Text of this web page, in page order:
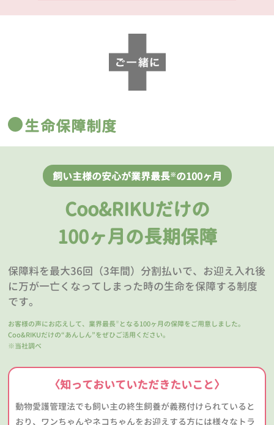
生命保障制度
飼い主様の安心が業界最長※の100ヶ月
Coo&RIKUだけの
100ヶ月の長期保障
保障料を最大36回（3年間）分割払いで、お迎え入れ後
に万が一亡くなってしまった時の生命を保障する制度
です。
お客様の声にお応えして、業界最長 ※ となる100ヶ月の保障をご用意しました。
Coo&RIKUだけの“あんしん”をぜひご活用ください。
※当社調べ
〈知っておいていただきたいこと〉
動物愛護管理法でも飼い主の終生飼養が義務付けられていると
おり、ワンちゃんやネコちゃんをお迎えする方には様々なトラ